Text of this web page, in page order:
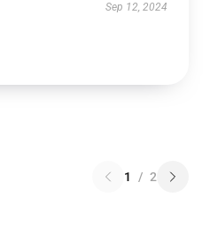
Sep 12, 2024
1 / 2